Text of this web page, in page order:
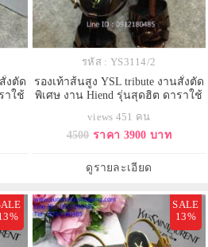
งตัด
าใช้
รหัส : YS3114/2
รองเท้าส้นสูง YSL tribute งานสั่งตัด
พิเศษ งาน Hiend รุ่นสุดฮิต ดาราใช้
views 451 คน
4500 ราคา 3900 บาท
ดูรายละเอียด
SALE
13%